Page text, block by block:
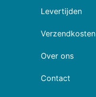
Levertijden
Verzendkosten
Over ons
Contact